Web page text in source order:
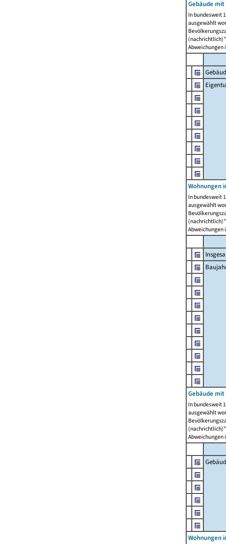
Gebäude
In bundesweit
ausgewählt
Abweichungen
Wohnungen
In bundesweit
ausgewählt
Abweichungen
Gebäude mit
In bundesweit
ausgewählt
Abweichungen
Wohnungen